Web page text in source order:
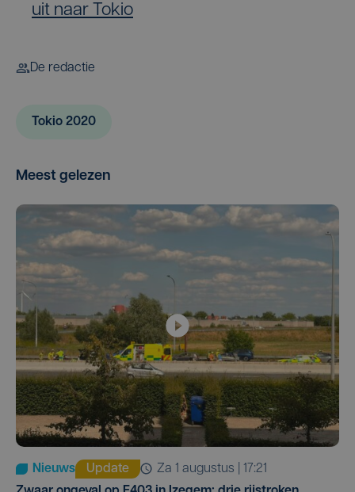
uit naar Tokio
De redactie
Tokio 2020
Meest gelezen
Nieuws Update
za 1 augustus | 17:21